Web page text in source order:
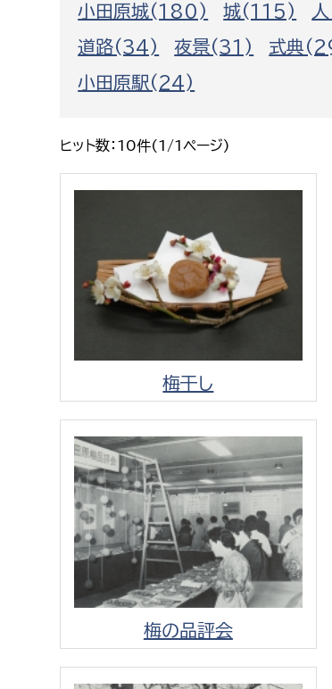
労働者
求職者
外国人
ペット
福祉健康部
生活援護課
障がい福祉課
保険課
建設政策課
道水路整備課
みどり公園課
建築課
給排水業務課
水道整備課
小田原城(180)
城(115)
道路(34)
夜景(31) 式典
小田原駅(24)
ヒット数：10件(1/1ページ)
梅干し
梅の品評会